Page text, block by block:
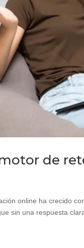
de
online ha crecido
sin una respuesta